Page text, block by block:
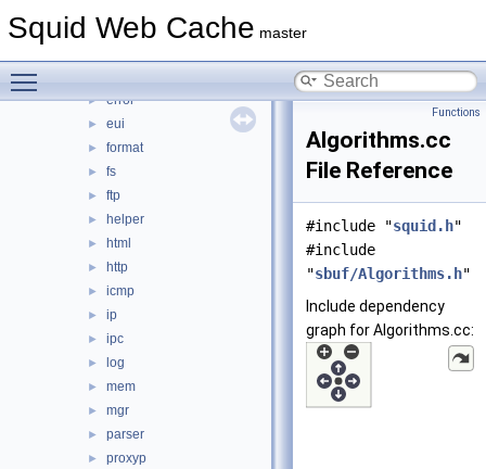
Squid Web Cache master
► debug
► error
► eui
► format
► fs
► ftp
► helper
► html
► http
► icmp
► ip
► ipc
► log
► mem
► mgr
► parser
► proxyp
Functions
Algorithms.cc
File Reference
#include "squid.h"
#include
"sbuf/Algorithms.h"
Include dependency
graph for Algorithms.cc: